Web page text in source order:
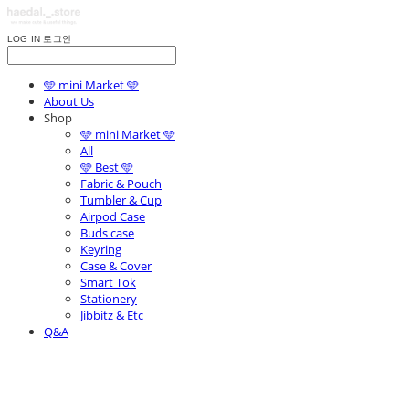
LOG IN 로그인
🩵 mini Market 🩵
About Us
Shop
🩵 mini Market 🩵
All
🩵 Best 🩵
Fabric & Pouch
Tumbler & Cup
Airpod Case
Buds case
Keyring
Case & Cover
Smart Tok
Stationery
Jibbitz & Etc
Q&A